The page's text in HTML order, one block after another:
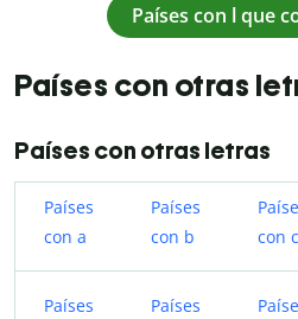
Países con l que
Países con otras
Países con otras letras
Países
con a
Países
con b
con c
Países
Países